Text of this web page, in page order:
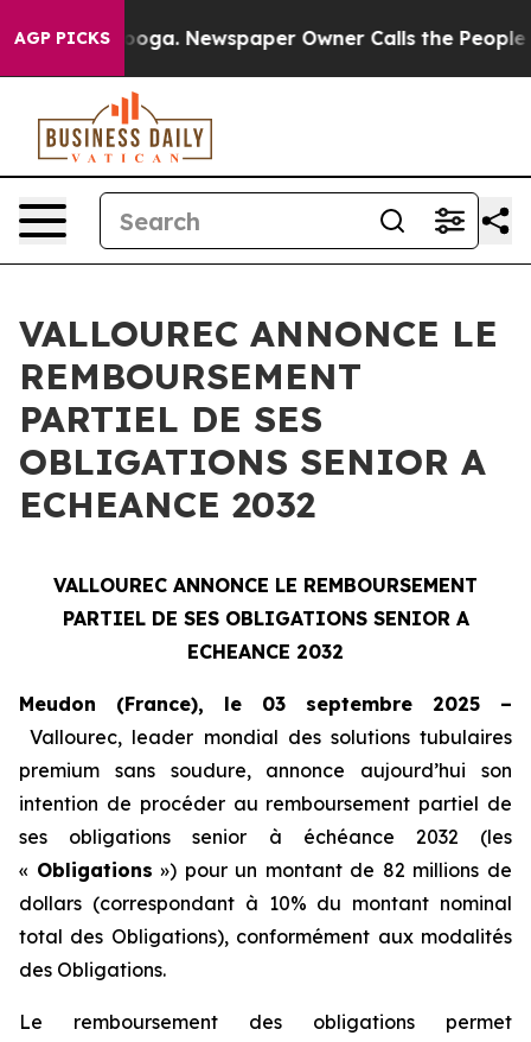
AGP PICKS Newspaper Owner Calls the People
VALLOUREC ANNONCE LE
REMBOURSEMENT
PARTIEL DE SES
OBLIGATIONS SENIOR A
ECHEANCE 2032
VALLOUREC ANNONCE LE REMBOURSEMENT
PARTIEL DE SES OBLIGATIONS SENIOR A
ECHEANCE 2032
Meudon (France), le 03 septembre 2025 –
Vallourec, leader mondial des solutions tubulaires
premium sans soudure, annonce aujourd’hui son
intention de procéder au remboursement partiel de
ses obligations senior à échéance 2032 (les
« Obligations ») pour un montant de 82 millions de
dollars (correspondant à 10% du montant nominal
total des Obligations), conformément aux modalités
des Obligations.
Le remboursement des obligations permet